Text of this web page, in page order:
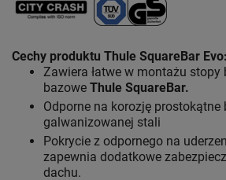
Cechy produktu Thule SquareBar Evo:
Zawiera łatwe w montażu stopy
bazowe Thule SquareBar.
Odporne na korozję prostokątne
galwanizowanej stali
Pokrycie z odpornego na
zapewnia dodatkowe
dachu.